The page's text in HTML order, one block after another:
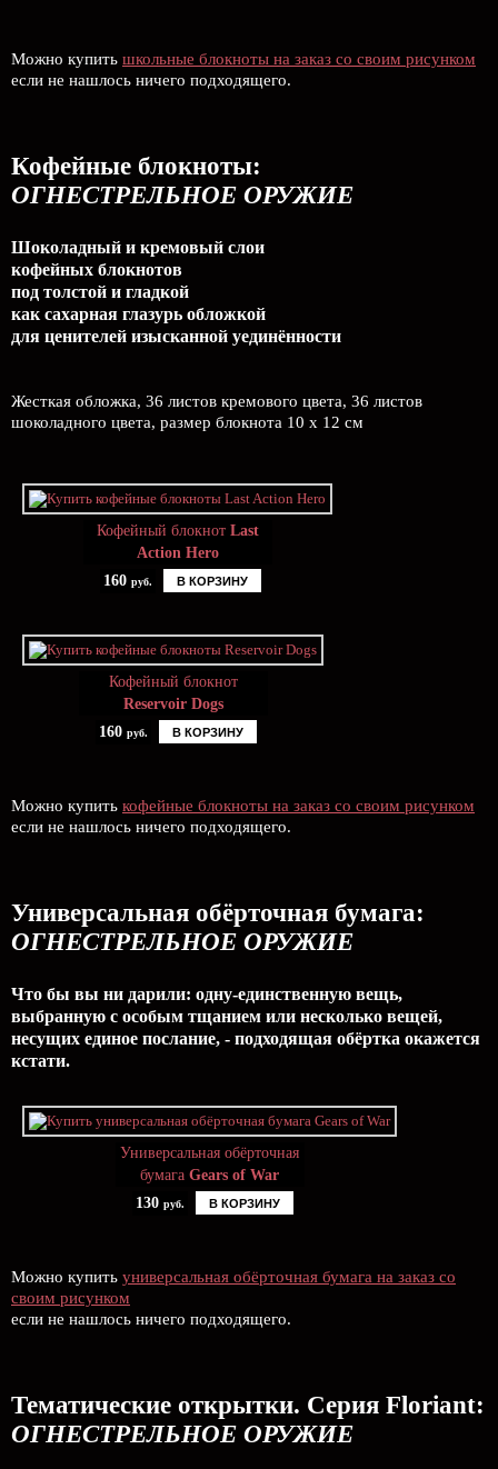
Можно купить школьные блокноты на заказ со своим рисунком
если не нашлось ничего подходящего.
Кофейные блокноты:
ОГНЕСТРЕЛЬНОЕ ОРУЖИЕ
Шоколадный и кремовый слои
кофейных блокнотов
под толстой и гладкой
как сахарная глазурь обложкой
для ценителей изысканной уединённости
Жесткая обложка, 36 листов кремового цвета, 36 листов
шоколадного цвета, размер блокнота 10 x 12 см
Кофейный блокнот Last
Action Hero
160 руб. В КОРЗИНУ
Кофейный блокнот
Reservoir Dogs
160 руб. В КОРЗИНУ
Можно купить кофейные блокноты на заказ со своим рисунком
если не нашлось ничего подходящего.
Универсальная обёрточная бумага:
ОГНЕСТРЕЛЬНОЕ ОРУЖИЕ
Что бы вы ни дарили: одну-единственную вещь,
выбранную с особым тщанием или несколько вещей,
несущих единое послание, - подходящая обёртка окажется
кстати.
Универсальная обёрточная
бумага Gears of War
130 руб. В КОРЗИНУ
Можно купить универсальная обёрточная бумага на заказ со
своим рисунком
если не нашлось ничего подходящего.
Тематические открытки. Серия Floriant:
ОГНЕСТРЕЛЬНОЕ ОРУЖИЕ